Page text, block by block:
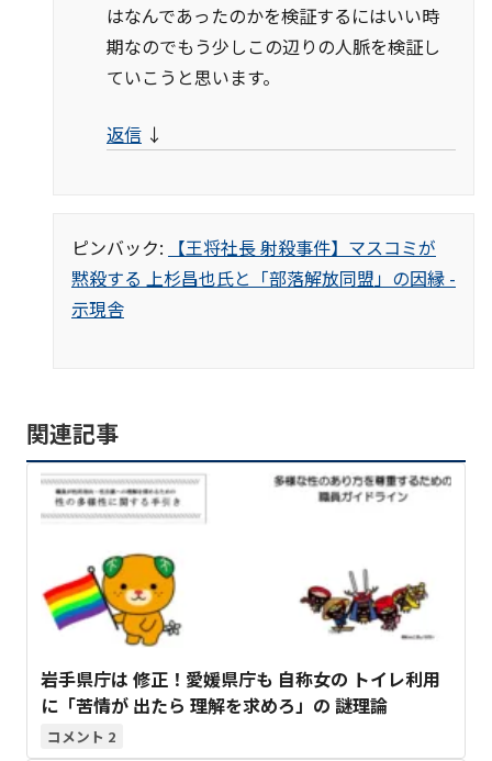
はなんであったのかを検証するにはいい時
期なのでもう少しこの辺りの人脈を検証し
ていこうと思います。
返信 ↓
ピンバック:
【王将社長 射殺事件】マスコミが
黙殺する 上杉昌也氏と「部落解放同盟」の因縁 -
示現舎
関連記事
岩手県庁は 修正！愛媛県庁も 自称女の トイレ利用
に「苦情が 出たら 理解を求めろ」の 謎理論
2